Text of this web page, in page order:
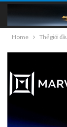
Home Thế giới